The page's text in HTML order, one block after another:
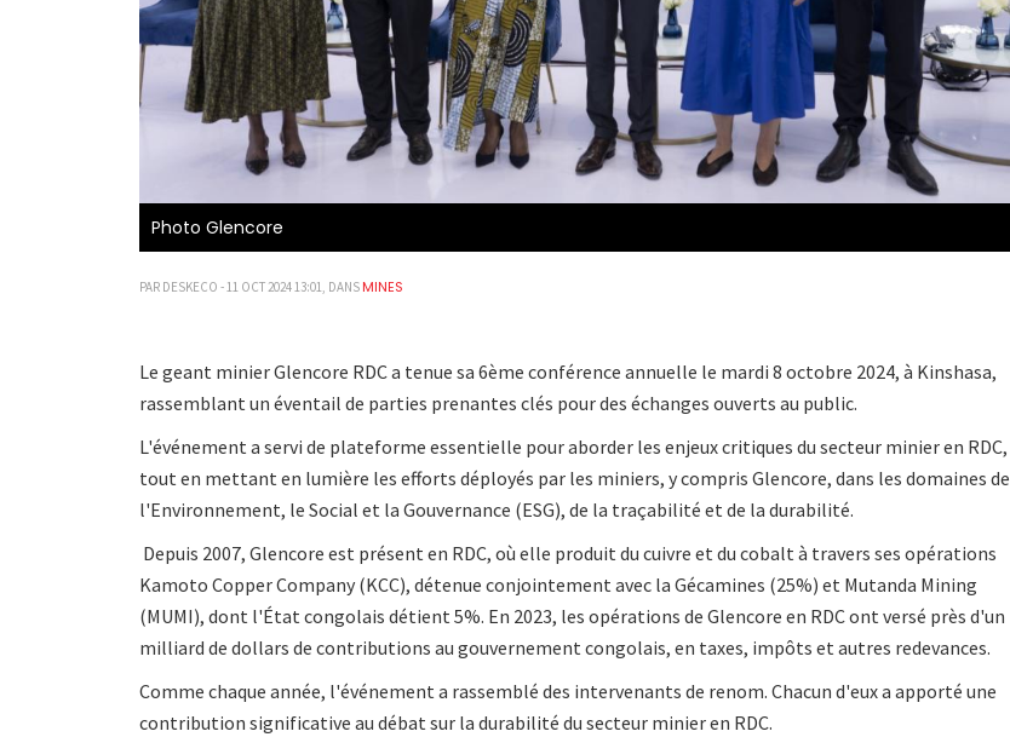
Photo Glencore
PAR DESKECO - 11 OCT 2024 13:01, DANS MINES
Le geant minier Glencore RDC a tenue sa 6ème conférence annuelle le mardi 8 octobre 2024, à Kinshasa,
rassemblant un éventail de parties prenantes clés pour des échanges ouverts au public.
L'événement a servi de plateforme essentielle pour aborder les enjeux critiques du secteur minier en RDC,
tout en mettant en lumière les efforts déployés par les miniers, y compris Glencore, dans les domaines de
l'Environnement, le Social et la Gouvernance (ESG), de la traçabilité et de la durabilité.
Depuis 2007, Glencore est présent en RDC, où elle produit du cuivre et du cobalt à travers ses opérations
Kamoto Copper Company (KCC), détenue conjointement avec la Gécamines (25%) et Mutanda Mining
(MUMI), dont l'État congolais détient 5%. En 2023, les opérations de Glencore en RDC ont versé près d'un
milliard de dollars de contributions au gouvernement congolais, en taxes, impôts et autres redevances.
Comme chaque année, l'événement a rassemblé des intervenants de renom. Chacun d'eux a apporté une
contribution significative au débat sur la durabilité du secteur minier en RDC.